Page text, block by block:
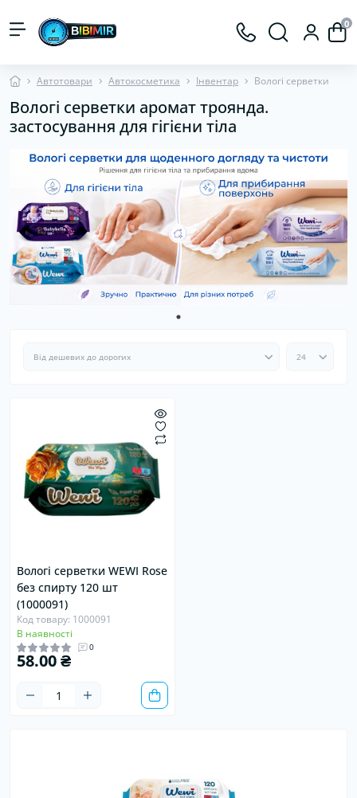
0
Автотовари Автокосметика Інвентар Вологі серветки
Вологі серветки аромат троянда.
застосування для гігієни тіла
Вологі серветки WEWI Rose
без спирту 120 шт
(1000091)
Код товару: 1000091
В наявності
0
58.00 ₴